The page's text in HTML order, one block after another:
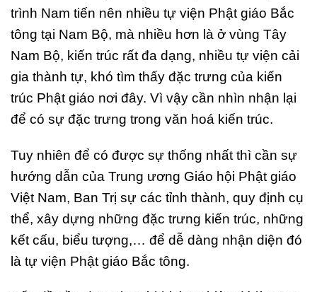
trình Nam tiến nên nhiều tự viện Phật giáo Bắc
tông tại Nam Bộ, mà nhiều hơn là ở vùng Tây
Nam Bộ, kiến trúc rất đa dạng, nhiều tự viện cải
gia thành tự, khó tìm thấy đặc trưng của kiến
trúc Phật giáo nơi đây. Vì vậy cần nhìn nhận lại
để có sự đặc trưng trong văn hoá kiến trúc.
Tuy nhiên để có được sự thống nhất thì cần sự
hướng dẫn của Trung ương Giáo hội Phật giáo
Việt Nam, Ban Trị sự các tỉnh thành, quy định cụ
thể, xây dựng những đặc trưng kiến trúc, những
kết cấu, biểu tượng,… để dễ dàng nhận diện đó
là tự viện Phật giáo Bắc tông.